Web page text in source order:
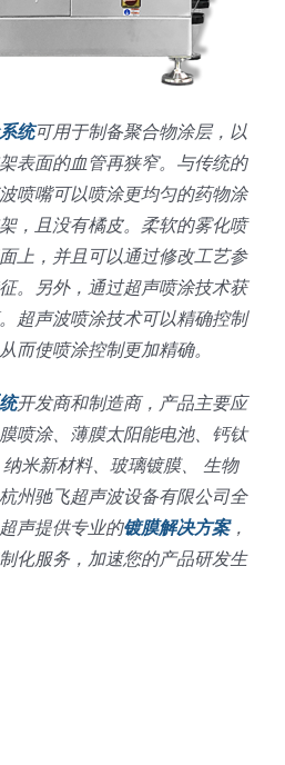
统可用于制备聚合物涂层，以
表面的血管再狭窄。与传统的
喷嘴可以喷涂更均匀的药物涂
，且没有橘皮。柔软的雾化喷
上，并且可以通过修改工艺参
。另外，通过超声喷涂技术获
超声波喷涂技术可以精确控制
而使喷涂控制更加精确。
开发商和制造商，产品主要应
喷涂、薄膜太阳能电池、钙钛
米新材料、玻璃镀膜、 生物
州驰飞超声波设备有限公司全
声提供专业的镀膜解决方案，
化服务，加速您的产品研发生